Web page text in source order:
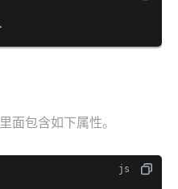
面包含如下属性。